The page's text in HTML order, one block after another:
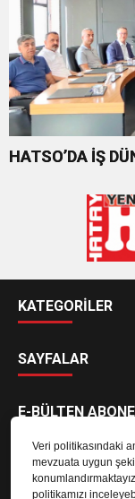
Veri politikasındaki
mevzuata uygun
politikamızı
HATSO’DA İŞ
KATEGORİLER
SAYFALAR
E-BÜLTEN
E-Bülten aboneliği ile